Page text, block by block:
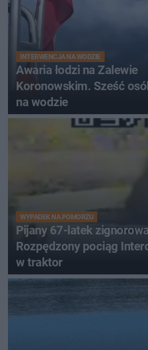
INTERWENCJA NA WODZIE
Awaria łodzi na Zalewie
Koronowskim. Sześć
na wodzie
WYPADEK NA POMORZU
Pijany 67-latek
Rozpędzony pociąg
w traktor